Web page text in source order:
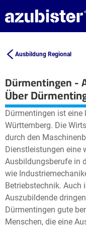
Ausbildung Regional
Dürmentingen -
+
−
Über
Dürmentingen ist eine
Württemberg. Die
durch den
Dienstleistungen eine
Ausbildungsberufe in
wie
Betriebstechnik. Auch
Auszubildende
Dürmentingen gute
Menschen, die eine